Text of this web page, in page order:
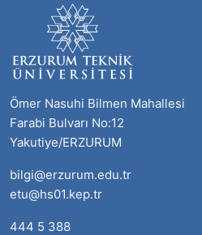
Ömer Nasuhi Bilmen Mahallesi
Farabi Bulvarı No:12
Yakutiye/ERZURUM
bilgi@erzurum.edu.tr
etu@hs01.kep.tr
444 5 388